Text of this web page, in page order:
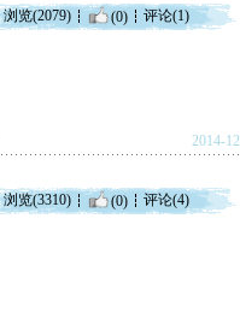
浏览(2079) (0) 评论(1)
2014-
浏览(3310) (0) 评论(4)